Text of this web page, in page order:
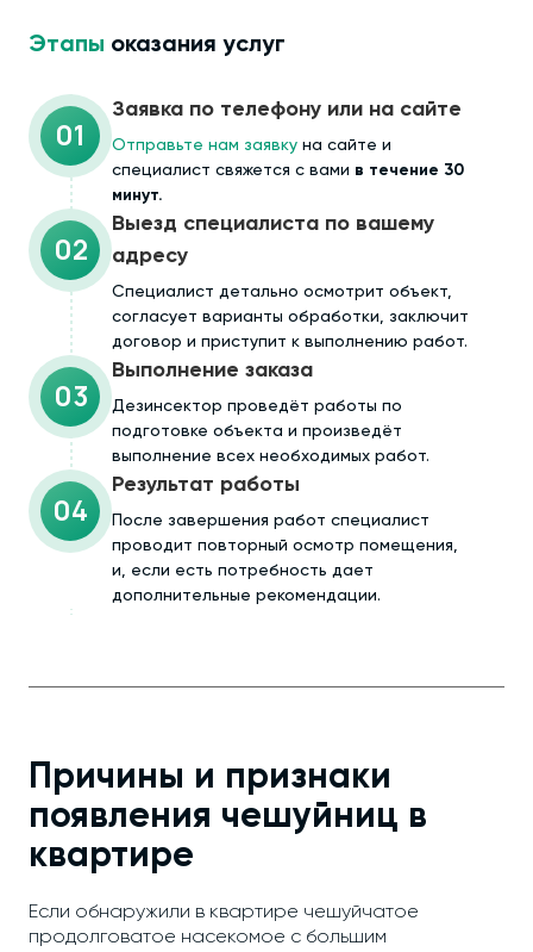
Этапы оказания услуг
01
Заявка по телефону или на сайте
Отправьте нам заявку на сайте и
специалист свяжется с вами в течение 30
минут.
02
Выезд специалиста по вашему
адресу
Cпециалист детально осмотрит объект,
согласует варианты обработки, заключит
договор и приступит к выполнению работ.
03
Выполнение заказа
Дезинсектор проведёт работы по
подготовке объекта и произведёт
выполнение всех необходимых работ.
04
Результат работы
После завершения работ специалист
проводит повторный осмотр помещения,
и, если есть потребность дает
дополнительные рекомендации.
Причины и признаки
появления чешуйниц в
квартире
Если обнаружили в квартире чешуйчатое
продолговатое насекомое с большим